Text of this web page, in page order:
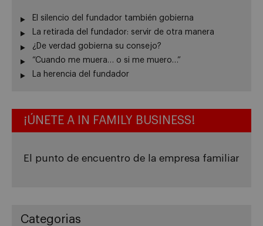
El silencio del fundador también gobierna
La retirada del fundador: servir de otra manera
¿De verdad gobierna su consejo?
“Cuando me muera… o si me muero…”
La herencia del fundador
¡ÚNETE A IN FAMILY BUSINESS!
El punto de encuentro de la empresa familiar
Categorias